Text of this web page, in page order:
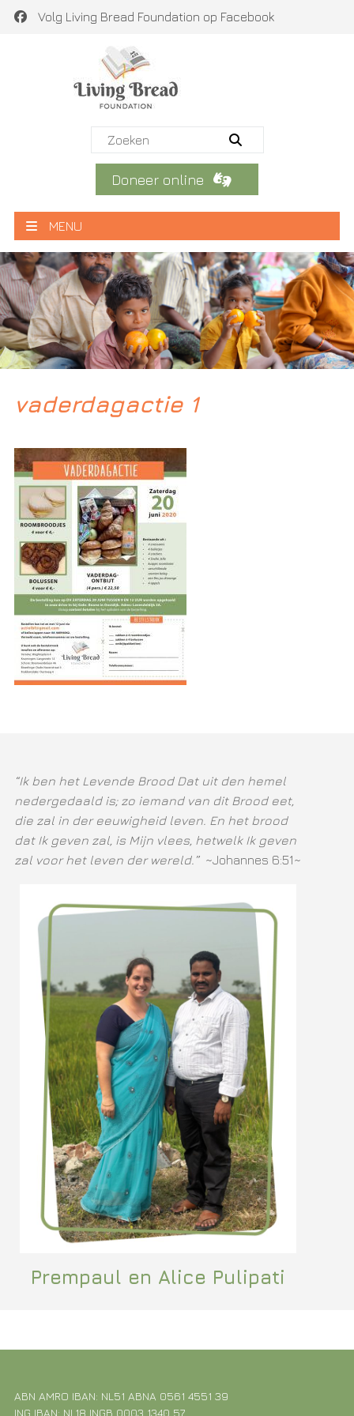
Volg Living Bread Foundation op Facebook
Doneer online
MENU
vaderdagactie 1
“Ik ben het Levende Brood Dat uit den hemel
nedergedaald is; zo iemand van dit Brood eet,
die zal in der eeuwigheid leven. En het brood
dat Ik geven zal, is Mijn vlees, hetwelk Ik geven
zal voor het leven der wereld.” ~Johannes 6:51~
Prempaul en Alice Pulipati
ABN AMRO IBAN: NL51 ABNA 0561 4551 39
ING IBAN: NL18 INGB 0003 1340 57